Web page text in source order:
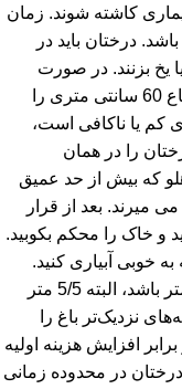
کاشته شوند. زمان
درختان باید در
یخ بزنند. در صورت
داشتن آب کافی برای آبیاری نهال های با ارتفاع 60 سانتی متری را
کم یا ناکافی است،
را در همان
که بیش از حد عمیق
میرند. بعد از قرار
و خاک را محکم بکوبید.
خوبی آبیاری کنید.
فاصله‌های درون ردیف کاشت می‌تواند تا 4 متر باشد، البته 5/5 متر
نزدیک‌تر باغ را
افزایش هزینه اولیه
در محدوده زمانی